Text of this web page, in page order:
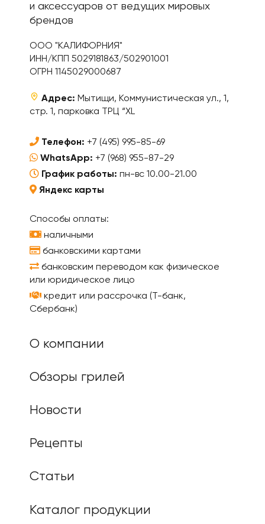
и аксессуаров от ведущих мировых
брендов
ООО "КАЛИФОРНИЯ"
ИНН/КПП 5029181863/502901001
ОГРН 1145029000687
Адрес: Мытищи, Коммунистическая ул., 1,
стр. 1, парковка ТРЦ “XL
Телефон: +7 (495) 995-85-69
WhatsApp: +7 (968) 955-87-29
График работы: пн-вс 10.00-21.00
Яндекс карты
Способы оплаты:
наличными
банковскими картами
банковским переводом как физическое
или юридическое лицо
кредит или рассрочка (Т-банк,
Сбербанк)
О компании
Обзоры грилей
Новости
Рецепты
Статьи
Каталог продукции